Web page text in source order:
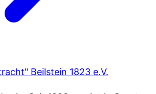
Beilstein 1823 e.V.